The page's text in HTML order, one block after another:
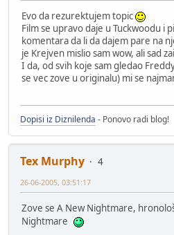
Evo da rezurektujem topic
Film se upravo daje u Tuckwoodu i
komentara da li da dajem pare na
je Krejven mislio sam wow, ali sad
I da, od svih koje sam gledao
se vec zove u originalu) mi se
Dopisi iz Diznilenda - Ponovo radi blog!
Tex Murphy
4
26-06-2005, 03:51:17
Zove se A New Nightmare,
Nightmare